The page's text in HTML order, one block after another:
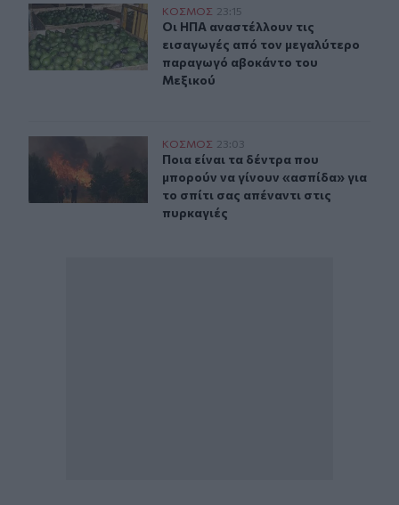
Οι ΗΠΑ αναστέλλουν τις εισαγωγές από τον
ΚΟΣΜΟΣ 23:15
Οι ΗΠΑ αναστέλλουν τις
Οι ΗΠΑ αναστέλλουν τις
εισαγωγές από τον μεγαλύτερο
παραγωγό αβοκάντο του
Μεξικού
Ποια είναι τα δέντρα που μπορούν να γίνουν «ασπίδα»
ΚΟΣΜΟΣ 23:03
Ποια είναι τα δέντρα που μπορούν
Ποια είναι τα δέντρα που
μπορούν να γίνουν «ασπίδα» για
το σπίτι σας απέναντι στις
πυρκαγιές